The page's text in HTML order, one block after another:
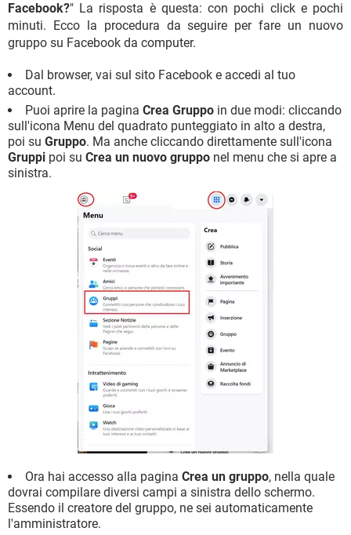
Facebook?" La risposta è questa: con pochi click e pochi
minuti. Ecco la procedura da seguire per fare un nuovo
gruppo su Facebook da computer.
Dal browser, vai sul sito Facebook e accedi al tuo
account.
Puoi aprire la pagina Crea Gruppo in due modi: cliccando
sull'icona Menu del quadrato punteggiato in alto a destra,
poi su Gruppo. Ma anche cliccando direttamente sull'icona
Gruppi poi su Crea un nuovo gruppo nel menu che si apre a
sinistra.
Ora hai accesso alla pagina Crea un gruppo, nella quale
dovrai compilare diversi campi a sinistra dello schermo.
Essendo il creatore del gruppo, ne sei automaticamente
l'amministratore.